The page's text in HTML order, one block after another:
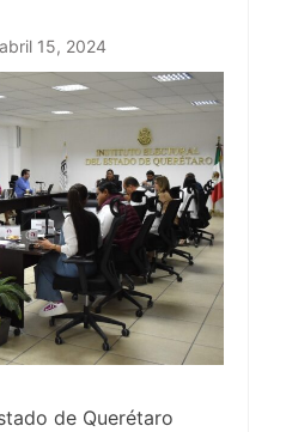
abril 15, 2024
de Querétaro